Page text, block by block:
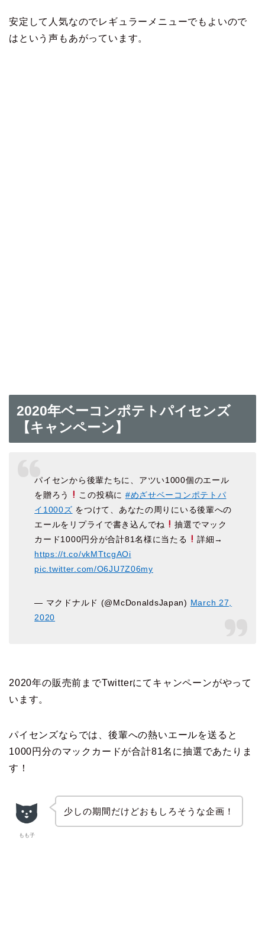
安定して人気なのでレギュラーメニューでもよいので
はという声もあがっています。
2020年ベーコンポテトパイセンズ
【キャンペーン】
パイセンから後輩たちに、アツい1000個のエール
を贈ろう
この投稿に #めざせベーコンポテトパ
イ1000ズ をつけて、あなたの周りにいる後輩への
エールをリプライで書き込んでね
抽選でマック
カード1000円分が合計81名様に当たる
詳細→
https://t.co/vkMTtcgAOi
pic.twitter.com/O6JU7Z06my
— マクドナルド (@McDonaldsJapan) March 27,
2020
2020年の販売前までTwitterにてキャンペーンがやって
います。
パイセンズならでは、後輩への熱いエールを送ると
1000円分のマックカードが合計81名に抽選であたりま
す！
もも子
少しの期間だけどおもしろそうな企画！